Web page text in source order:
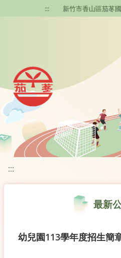
移至網頁之主要內容區位置
::: 新竹市香山區茄苳
:::
最新
幼兒園113學年度招生簡